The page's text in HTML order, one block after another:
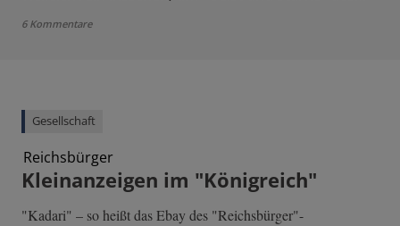
6 Kommentare
Gesellschaft
Reichsbürger
Kleinanzeigen im "Königreich"
"Kadari" – so heißt das Ebay des "Reichsbürger"-